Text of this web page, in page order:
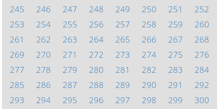
245
246 247 248 249 250 251
252
253
254 255 256 257 258 259
260
261
262 263 264 265 266 267
268
269
270 271 272 273 274 275
276
277
278 279 280 281 282 283
284
285
286 287 288 289 290 291
292
293
294 295 296 297 298 299
300